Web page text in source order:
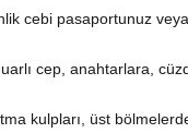
cebi pasaportunuz
cep, anahtarlara,
kulpları, üst